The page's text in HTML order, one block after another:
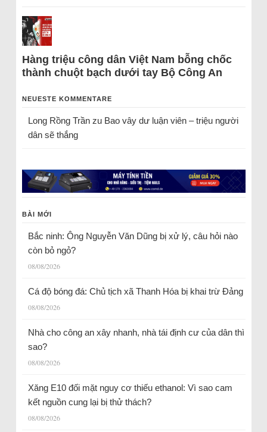
Hàng triệu công dân Việt Nam bỗng chốc
thành chuột bạch dưới tay Bộ Công An
NEUESTE KOMMENTARE
Long Rồng Trầnzu Bao vây dư luận viên – triệu người
dân sẽ thắng
BÀI MỚI
Bắc ninh: Ông Nguyễn Văn Dũng bị xử lý, câu hỏi nào
còn bỏ ngỏ?
08/08/2026
Cá độ bóng đá: Chủ tịch xã Thanh Hóa bị khai trừ Đảng
08/08/2026
Nhà cho công an xây nhanh, nhà tái định cư của dân thì
sao?
08/08/2026
Xăng E10 đối mặt nguy cơ thiếu ethanol: Vì sao cam
kết nguồn cung lại bị thử thách?
08/08/2026